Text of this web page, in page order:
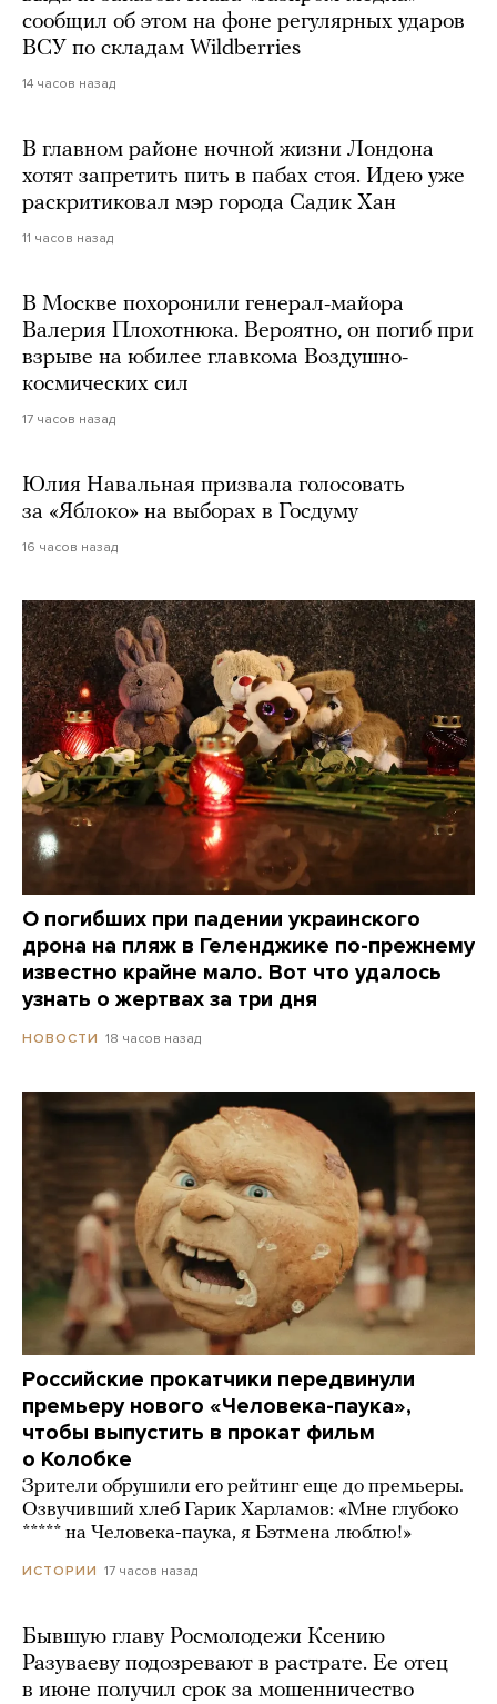
сообщил об этом на фоне регулярных ударов
ВСУ по складам Wildberries
14 часов назад
В главном районе ночной жизни Лондона
хотят запретить пить в пабах стоя. Идею уже
раскритиковал мэр города Садик Хан
11 часов назад
В Москве похоронили генерал-майора
Валерия Плохотнюка. Вероятно, он погиб при
взрыве на юбилее главкома Воздушно-
космических сил
17 часов назад
Юлия Навальная призвала голосовать
за «Яблоко» на выборах в Госдуму
16 часов назад
О погибших при падении украинского
дрона на пляж в Геленджике по-прежнему
известно крайне мало. Вот что удалось
узнать о жертвах за три дня
НОВОСТИ 18 часов назад
Российские прокатчики передвинули
премьеру нового «Человека-паука»,
чтобы выпустить в прокат фильм
о Колобке
Зрители обрушили его рейтинг еще до премьеры.
Озвучивший хлеб Гарик Харламов: «Мне глубоко
***** на Человека-паука, я Бэтмена люблю!»
ИСТОРИИ 17 часов назад
Бывшую главу Росмолодежи Ксению
Разуваеву подозревают в растрате. Ее отец
в июне получил срок за мошенничество